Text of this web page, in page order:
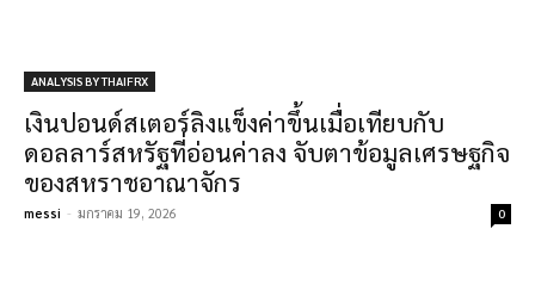
ANALYSIS BY THAIFRX
เงินปอนด์สเตอร์ลิงแข็งค่าขึ้นเมื่อเทียบกับ
ดอลลาร์สหรัฐที่อ่อนค่าลง จับตาข้อมูลเศรษฐกิจ
ของสหราชอาณาจักร
messi - มกราคม 19, 2026 0